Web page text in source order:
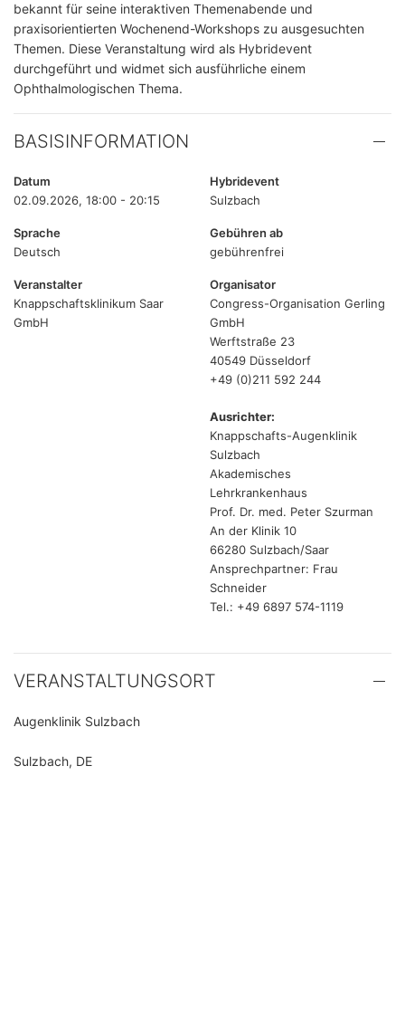
bekannt für seine interaktiven Themenabende und
praxisorientierten Wochenend-Workshops zu ausgesuchten
Themen. Diese Veranstaltung wird als Hybridevent
durchgeführt und widmet sich ausführliche einem
Ophthalmologischen Thema.
BASISINFORMATION
Datum
02.09.2026, 18:00 - 20:15
Hybridevent
Sulzbach
Sprache
Deutsch
Gebühren ab
gebührenfrei
Veranstalter
Knappschaftsklinikum Saar
GmbH
Organisator
Congress-Organisation Gerling
GmbH
Werftstraße 23
40549 Düsseldorf
+49 (0)211 592 244
Ausrichter:
Knappschafts-Augenklinik
Sulzbach
Akademisches
Lehrkrankenhaus
Prof. Dr. med. Peter Szurman
An der Klinik 10
66280 Sulzbach/Saar
Ansprechpartner: Frau
Schneider
Tel.: +49 6897 574-1119
VERANSTALTUNGSORT
Augenklinik Sulzbach
Sulzbach, DE